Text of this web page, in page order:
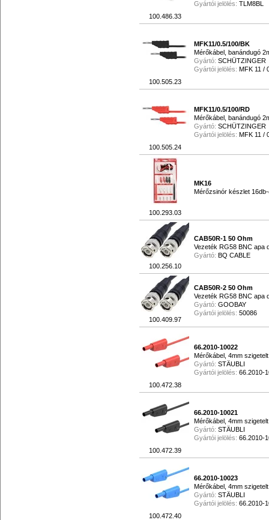
100.486.33
Gyártói jelölés: TLM8BL
100.505.23
MFK11/0.5/100/BK
Mérőkábel, banándugó
Gyártó: SCHÜTZINGER
Gyártói jelölés: MFK 11 /
100.505.24
MFK11/0.5/100/RD
Mérőkábel, banándugó
Gyártó: SCHÜTZINGER
Gyártói jelölés: MFK 11 /
100.293.03
MK16
Mérőzsinór készlet
100.256.10
CAB50R-1 50 Ohm
Vezeték RG58 BNC apa
Gyártó: BQ CABLE
100.409.97
CAB50R-2 50 Ohm
Vezeték RG58 BNC apa
Gyártó: GOOBAY
Gyártói jelölés: 50086
100.472.38
66.2010-10022
Mérőkábel, 4mm
Gyártó: STÄUBLI
Gyártói jelölés: 66.2010-
100.472.39
66.2010-10021
Mérőkábel, 4mm
Gyártó: STÄUBLI
Gyártói jelölés: 66.2010-
100.472.40
66.2010-10023
Mérőkábel, 4mm
Gyártó: STÄUBLI
Gyártói jelölés: 66.2010-